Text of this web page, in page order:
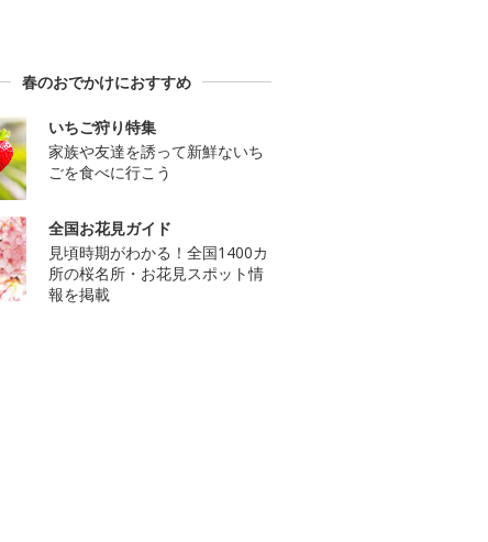
春のおでかけにおすすめ
いちご狩り特集
家族や友達を誘って新鮮ないち
ごを食べに行こう
全国お花見ガイド
見頃時期がわかる！全国1400カ
所の桜名所・お花見スポット情
報を掲載